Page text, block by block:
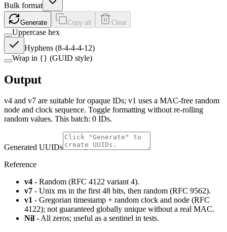
Bulk format
Generate Copy all Clear
Uppercase hex
Hyphens (8-4-4-4-12)
Wrap in {} (GUID style)
Output
v4 and v7 are suitable for opaque IDs; v1 uses a MAC-free random
node and clock sequence. Toggle formatting without re-rolling
random values. This batch: 0 IDs.
Generated UUIDs
Reference
v4 - Random (RFC 4122 variant 4).
v7 - Unix ms in the first 48 bits, then random (RFC 9562).
v1 - Gregorian timestamp + random clock and node (RFC
4122); not guaranteed globally unique without a real MAC.
Nil - All zeros; useful as a sentinel in tests.